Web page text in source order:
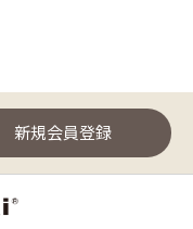
新規会員登録